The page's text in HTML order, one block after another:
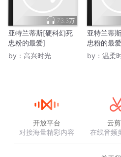
73.3万
亚特兰蒂斯[硬科幻死
忠粉的最爱]
by： 高兴时光
亚特兰蒂
忠粉的最
by： 温柔
开放平台
对接海量精彩内容
云
在线音频